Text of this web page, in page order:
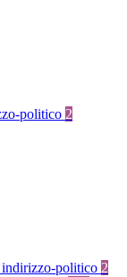
politico 2
politico 2